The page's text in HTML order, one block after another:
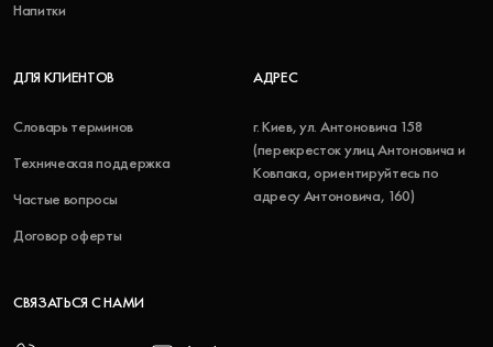
Напитки
ДЛЯ КЛИЕНТОВ
Словарь терминов
Техническая поддержка
Частые вопросы
Договор оферты
АДРЕС
г. Киев, ул. Антоновича 158
(перекресток улиц Антоновича и
Ковпака, ориентируйтесь по
адресу Антоновича, 160)
СВЯЗАТЬСЯ С НАМИ